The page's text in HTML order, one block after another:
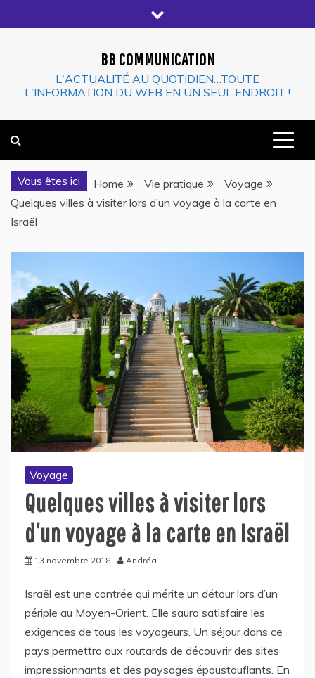
to
BB COMMUNICATION
L'ACTUALITÉ AU QUOTIDIEN…TOUTE
L'INFORMATION DU WEB EN UN SEUL ENDROIT !
Vous êtes ici Home Vie pratique
Voyage
Quelques villes à visiter lors d’un voyage à la carte en
Israël
Voyage
Quelques villes à visiter lors
d’un voyage à la carte en Israël
13 novembre 2018 Andréa
Israël est une contrée qui mérite un détour lors d’un
périple au Moyen-Orient. Elle saura satisfaire les
exigences de tous les voyageurs. Un séjour dans ce
pays permettra aux routards de découvrir des sites
impressionnants et des paysages époustouflants. En